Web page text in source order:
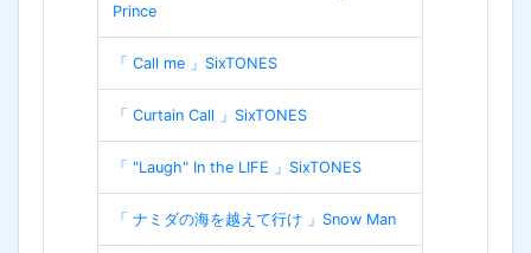
Prince
「 Call me 」SixTONES
「 Curtain Call 」SixTONES
「 "Laugh" In the LIFE 」SixTONES
「 ナミダの海を越えて行け 」Snow Man